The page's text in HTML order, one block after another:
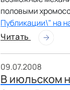
половыми
Публикации\" на
Читать
09.07.2008
В июльском